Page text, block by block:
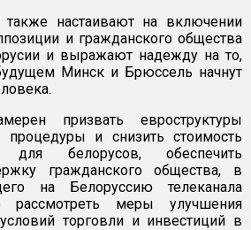
также настаивают на включении
и гражданского общества
и выражают надежду на то,
Минск и Брюссель начнут
призвать евроструктуры
процедуры и снизить стоимость
белорусов, обеспечить
гражданского общества, в
на Белоруссию телеканала
рассмотреть меры улучшения
торговли и инвестиций в